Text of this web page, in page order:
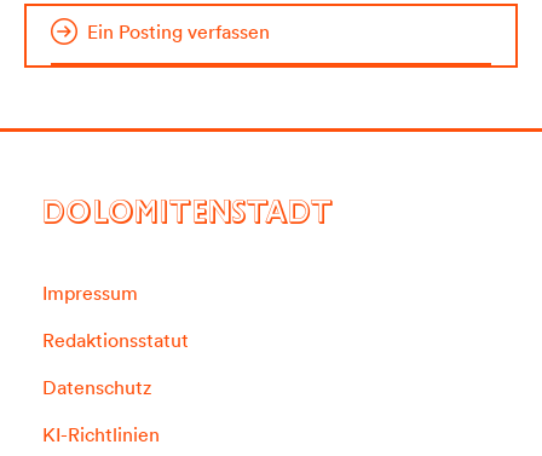
Ein Posting verfassen
DOLOMITENSTADT
Impressum
Redaktionsstatut
Datenschutz
KI-Richtlinien